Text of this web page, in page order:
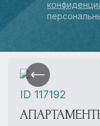
ID 117192